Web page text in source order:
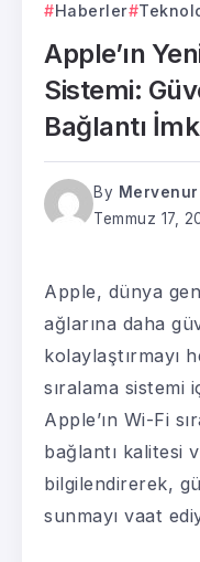
Haberler
Apple’ın
Sistemi:
Bağlantı
By Mervenur
Temmuz 17,
Apple, dünya
ağlarına daha
kolaylaştırmayı
sıralama sistemi
Apple’ın Wi-Fi
bağlantı kalitesi
bilgilendirerek,
sunmayı vaat